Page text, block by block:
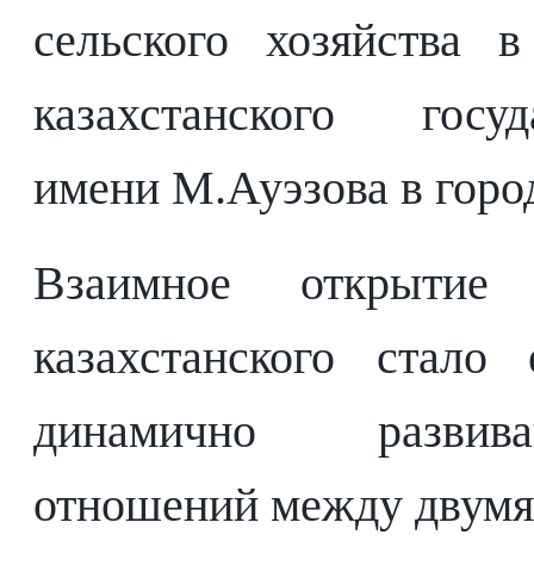
сельского
казахстанского
имени М.Ауэзова в
Взаимное
казахстанского
динамично
отношений между